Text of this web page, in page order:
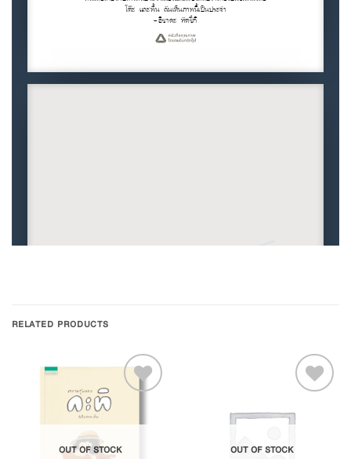
RELATED PRODUCTS
OUT OF STOCK OUT OF STOCK